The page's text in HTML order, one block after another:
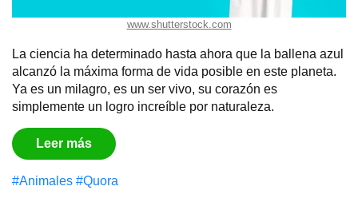
www.shutterstock.com
La ciencia ha determinado hasta ahora que la ballena azul
alcanzó la máxima forma de vida posible en este planeta.
Ya es un milagro, es un ser vivo, su corazón es
simplemente un logro increíble por naturaleza.
Leer más
#Animales #Quora